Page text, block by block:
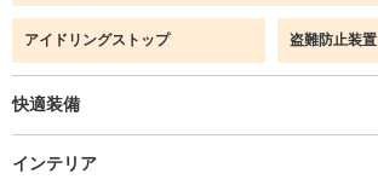
アイドリングストップ 盗難防止装置
快適装備
インテリア